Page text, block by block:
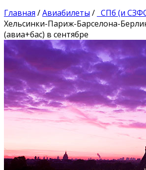
Главная /Авиабилеты / СПб (и
Хельсинки-Париж-Барселона-
(авиа+бас) в сентябре